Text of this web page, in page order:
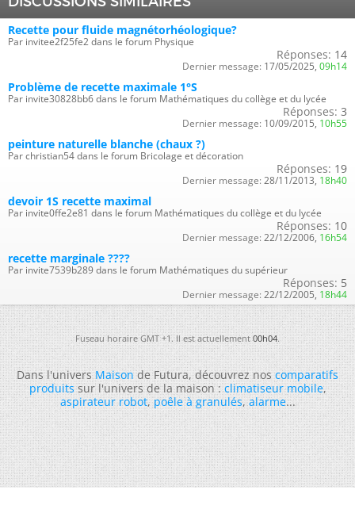
Recette pour fluide magnétorhéologique?
Par invitee2f25fe2 dans le forum Physique
Réponses: 14
Dernier message: 17/05/2025, 09h14
Problème de recette maximale 1°S
Par invite30828bb6 dans le forum Mathématiques du collège et du lycée
Réponses: 3
Dernier message: 10/09/2015, 10h55
peinture naturelle blanche (chaux ?)
Par christian54 dans le forum Bricolage et décoration
Réponses: 19
Dernier message: 28/11/2013, 18h40
devoir 1S recette maximal
Par invite0ffe2e81 dans le forum Mathématiques du collège et du lycée
Réponses: 10
Dernier message: 22/12/2006, 16h54
recette marginale ????
Par invite7539b289 dans le forum Mathématiques du supérieur
Réponses: 5
Dernier message: 22/12/2005, 18h44
Fuseau horaire GMT +1. Il est actuellement00h04.
Dans l'universMaisonde Futura, découvrez noscomparatifs
produitssur l'univers de la maison :climatiseur mobile,
aspirateur robot,poêle à granulés,alarme...